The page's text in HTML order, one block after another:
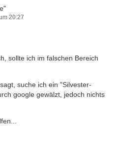
20:27
sollte ich im falschen Bereich
suche ich ein "Silvester-
google gewälzt, jedoch nichts